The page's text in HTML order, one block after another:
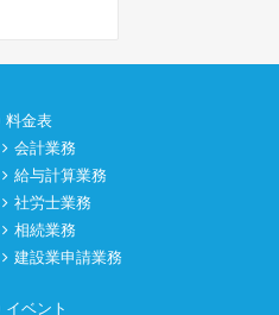
料金表
会計業務
給与計算業務
社労士業務
相続業務
建設業申請業務
イベント